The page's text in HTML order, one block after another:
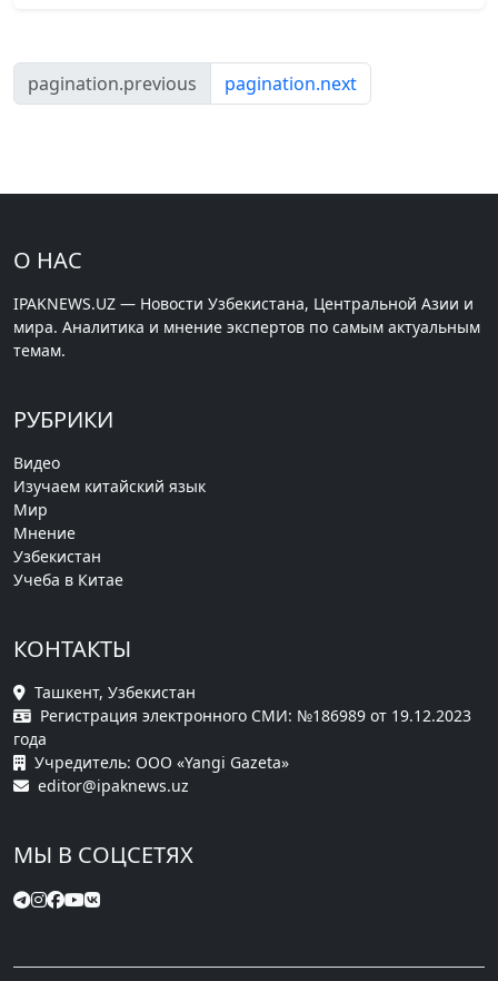
pagination.previous pagination.next
О НАС
IPAKNEWS.UZ — Новости Узбекистана, Центральной Азии и
мира. Аналитика и мнение экспертов по самым актуальным
темам.
РУБРИКИ
Видео
Изучаем китайский язык
Мир
Мнение
Узбекистан
Учеба в Китае
КОНТАКТЫ
Ташкент, Узбекистан
Регистрация электронного СМИ: №186989 от 19.12.2023
года
Учредитель: ООО «Yangi Gazeta»
editor@ipaknews.uz
МЫ В СОЦСЕТЯХ